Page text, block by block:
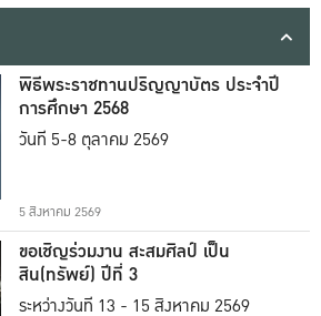
พิธีพระราชทานปริญญาบัตร ประจำปี
การศึกษา 2568
วันที่ 5-8 ตุลาคม 2569
5 สิงหาคม 2569
ขอเชิญร่วมงาน สะสมศิลป์ เป็น
สิน(ทรัพย์) ปีที่ 3
ระหว่างวันที่ 13 - 15 สิงหาคม 2569